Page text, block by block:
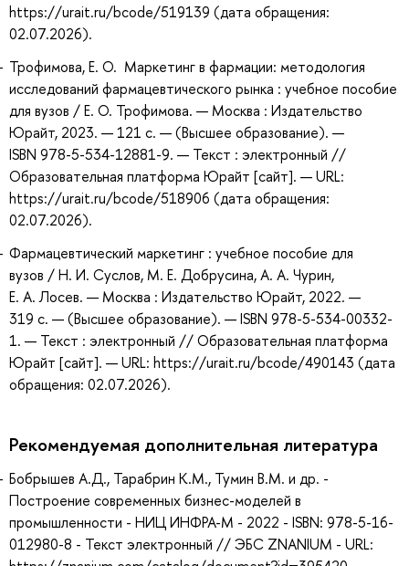
https://urait.ru/bcode/519139 (дата обращения:
02.07.2026).
Трофимова, Е. О. Маркетинг в фармации: методология
исследований фармацевтического рынка : учебное пособие
для вузов / Е. О. Трофимова. — Москва : Издательство
Юрайт, 2023. — 121 с. — (Высшее образование). —
ISBN 978-5-534-12881-9. — Текст : электронный //
Образовательная платформа Юрайт [сайт]. — URL:
https://urait.ru/bcode/518906 (дата обращения:
02.07.2026).
Фармацевтический маркетинг : учебное пособие для
вузов / Н. И. Суслов, М. Е. Добрусина, А. А. Чурин,
Е. А. Лосев. — Москва : Издательство Юрайт, 2022. —
319 с. — (Высшее образование). — ISBN 978-5-534-00332-
1. — Текст : электронный // Образовательная платформа
Юрайт [сайт]. — URL: https://urait.ru/bcode/490143 (дата
обращения: 02.07.2026).
Рекомендуемая дополнительная литература
Бобрышев А.Д., Тарабрин К.М., Тумин В.М. и др. -
Построение современных бизнес-моделей в
промышленности - НИЦ ИНФРА-М - 2022 - ISBN: 978-5-16-
012980-8 - Текст электронный // ЭБС ZNANIUM - URL: